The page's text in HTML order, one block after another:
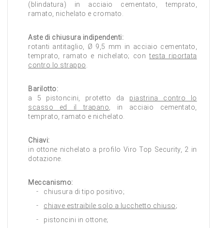
(blindatura) in acciaio cementato, temprato,
ramato, nichelato e cromato.
Aste di chiusura indipendenti:
rotanti antitaglio, Ø 9,5 mm in acciaio cementato,
temprato, ramato e nichelato; contesta riportata
contro lo strappo
Barilotto:
a 5 pistoncini, protetto da piastrina contro lo
scasso ed il trapano , in acciaio cementato,
temprato, ramato e nichelato.
Chiavi:
in ottone nichelato a profilo Viro Top Security, 2 in
dotazione.
Meccanismo:
chiusura di tipo positivo;
chiave estraibile solo a lucchetto chiuso;
pistoncini in ottone;